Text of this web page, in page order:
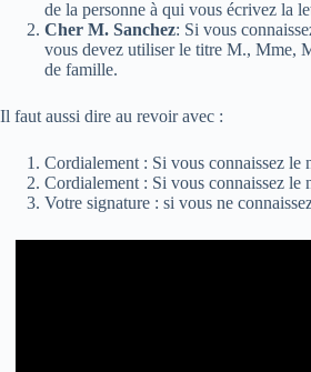
de la personne à qui vous écrivez la
Cher M. Sanchez: Si vous
vous devez utiliser le titre M., Mme,
de famille.
Il faut aussi dire au revoir avec :
Cordialement : Si vous connaissez le
Cordialement : Si vous connaissez le
Votre signature : si vous ne